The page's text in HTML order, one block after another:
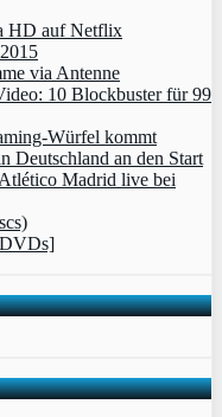
HD auf Netflix
via Antenne
10 Blockbuster für 99
Würfel kommt
Deutschland an den Start
Madrid live bei